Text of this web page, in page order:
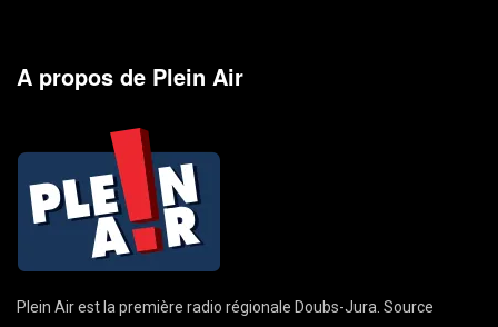
A propos de Plein Air
Plein Air est la première radio régionale Doubs-Jura. Source